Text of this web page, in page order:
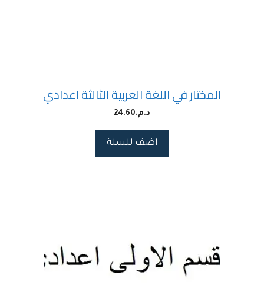
المختار في اللغة العربية الثالثة اعدادي
د.م.24.60
اضف للسلة